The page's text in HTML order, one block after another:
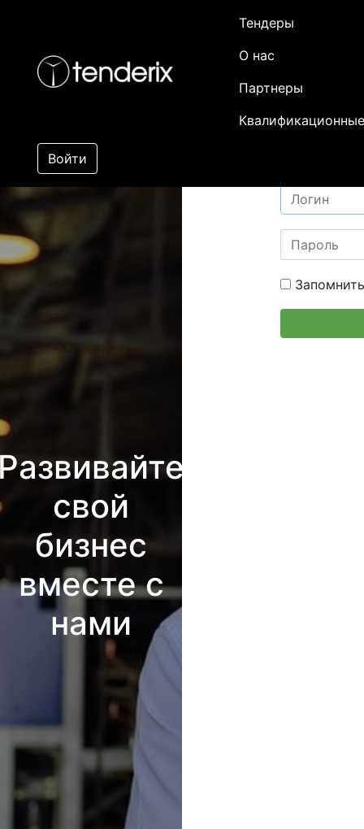
Тендеры
О нас
Партнеры
Войти
свой
бизнес
вместе с
нами